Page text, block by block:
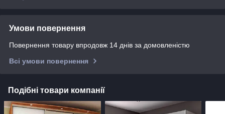
Умови повернення
Повернення товару впродовж 14 днів за домовленістю
Всі умови повернення
Подібні товари компанії